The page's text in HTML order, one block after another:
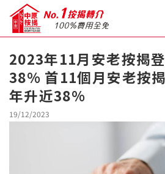
關於我們
格到至抵按揭
2023年11月安老按揭
38% 首11個月安老按
年升近38%
19/12/2023